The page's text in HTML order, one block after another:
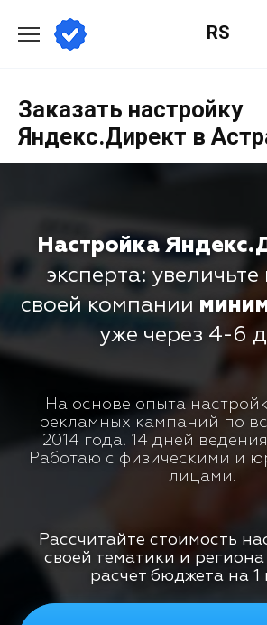
RS
Заказать настройку
Яндекс.Директ в
Настройка
эксперта:
своей компании
уже через 4-6
На основе опыта
рекламных кампаний по
2014 года. 14 дней
Работаю с физическими и
лицами.
Рассчитайте стоимость
своей тематики и
расчет бюджета на 1